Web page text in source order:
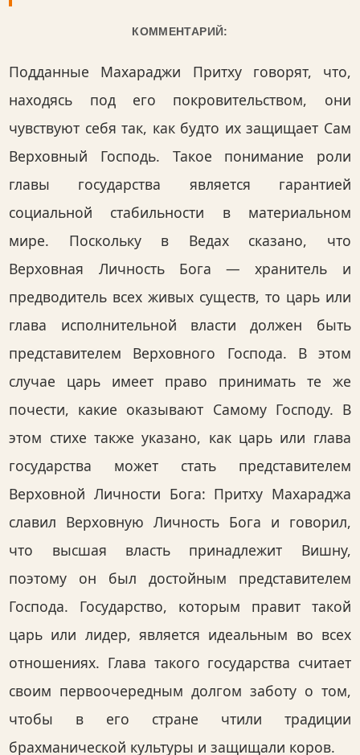
КОММЕНТАРИЙ:
Подданные Махараджи Притху говорят, что,
находясь под его покровительством, они
чувствуют себя так, как будто их защищает Сам
Верховный Господь. Такое понимание роли
главы государства является гарантией
социальной стабильности в материальном
мире. Поскольку в Ведах сказано, что
Верховная Личность Бога — хранитель и
предводитель всех живых существ, то царь или
глава исполнительной власти должен быть
представителем Верховного Господа. В этом
случае царь имеет право принимать те же
почести, какие оказывают Самому Господу. В
этом стихе также указано, как царь или глава
государства может стать представителем
Верховной Личности Бога: Притху Махараджа
славил Верховную Личность Бога и говорил,
что высшая власть принадлежит Вишну,
поэтому он был достойным представителем
Господа. Государство, которым правит такой
царь или лидер, является идеальным во всех
отношениях. Глава такого государства считает
своим первоочередным долгом заботу о том,
чтобы в его стране чтили традиции
брахманической культуры и защищали коров.